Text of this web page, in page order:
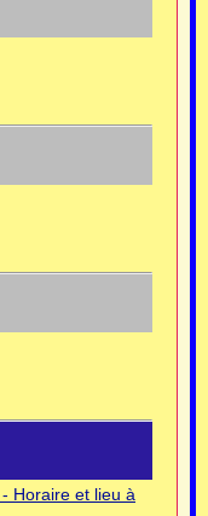
Horaire et lieu à